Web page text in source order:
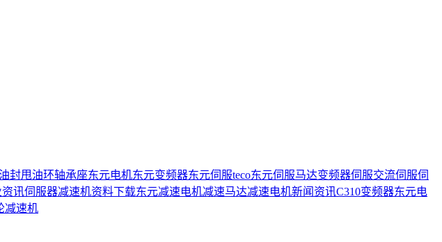
油封甩油环轴承座东元电机东元变频器东元伺服teco东元伺服马达变频器伺服交流伺服伺
讯伺服器减速机资料下载东元减速电机减速马达减速电机新闻资讯C310变频器东元电
减速机